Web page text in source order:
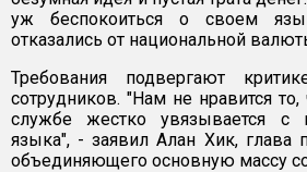
уж беспокоиться о своем
отказались от национальной
Требования подвергают
сотрудников. "Нам не нравится
службе жестко увязывается с
языка", - заявил Алан Хик, глава
объединяющего основную массу